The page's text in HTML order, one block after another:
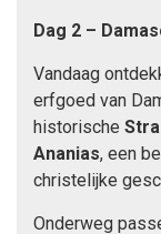
Dag 2 –
Vandaag
erfgoed van
historische
Ananias, een
christelijke
Onderweg